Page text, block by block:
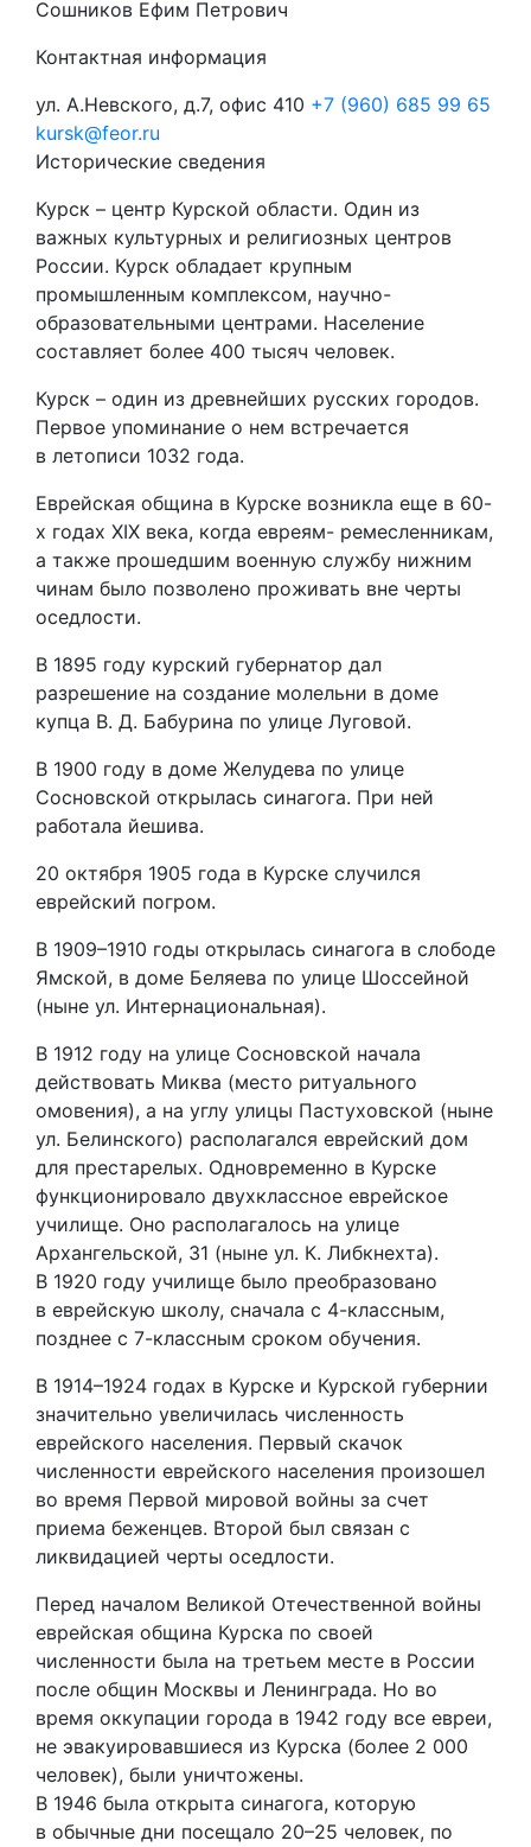
Сошников Ефим Петрович
Контактная информация
ул. А.Невского, д.7, офис 410 +7 (960) 685 99 65
kursk@feor.ru
Исторические сведения
Курск – центр Курской области. Один из
важных культурных и религиозных центров
России. Курск обладает крупным
промышленным комплексом, научно-
образовательными центрами. Население
составляет более 400 тысяч человек.
Курск – один из древнейших русских городов.
Первое упоминание о нем встречается
в летописи 1032 года.
Еврейская община в Курске возникла еще в 60-
х годах XIX века, когда евреям- ремесленникам,
а также прошедшим военную службу нижним
чинам было позволено проживать вне черты
оседлости.
В 1895 году курский губернатор дал
разрешение на создание молельни в доме
купца В. Д. Бабурина по улице Луговой.
В 1900 году в доме Желудева по улице
Сосновской открылась синагога. При ней
работала йешива.
20 октября 1905 года в Курске случился
еврейский погром.
В 1909–1910 годы открылась синагога в слободе
Ямской, в доме Беляева по улице Шоссейной
(ныне ул. Интернациональная).
В 1912 году на улице Сосновской начала
действовать Миква (место ритуального
омовения), а на углу улицы Пастуховской (ныне
ул. Белинского) располагался еврейский дом
для престарелых. Одновременно в Курске
функционировало двухклассное еврейское
училище. Оно располагалось на улице
Архангельской, 31 (ныне ул. К. Либкнехта).
В 1920 году училище было преобразовано
в еврейскую школу, сначала с 4-классным,
позднее с 7-классным сроком обучения.
В 1914–1924 годах в Курске и Курской губернии
значительно увеличилась численность
еврейского населения. Первый скачок
численности еврейского населения произошел
во время Первой мировой войны за счет
приема беженцев. Второй был связан с
ликвидацией черты оседлости.
Перед началом Великой Отечественной войны
еврейская община Курска по своей
численности была на третьем месте в России
после общин Москвы и Ленинграда. Но во
время оккупации города в 1942 году все евреи,
не эвакуировавшиеся из Курска (более 2 000
человек), были уничтожены.
В 1946 была открыта синагога, которую
в обычные дни посещало 20–25 человек, по